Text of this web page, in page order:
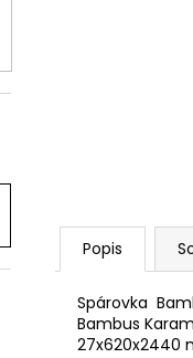
Popis
Spárovka
Bambus
27x620x2440